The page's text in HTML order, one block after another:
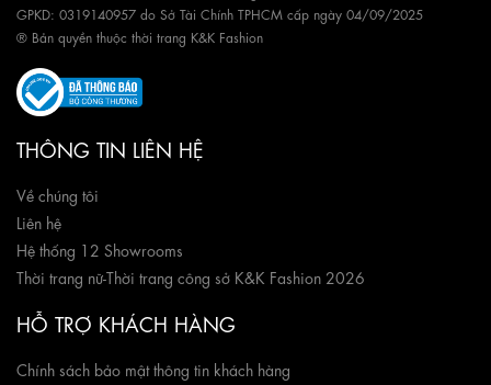
GPKD: 0319140957 do Sở Tài Chính TPHCM cấp ngày 04/09/2025
® Bản quyền thuộc thời trang K&K Fashion
THÔNG TIN LIÊN HỆ
Về chúng tôi
Liên hệ
Hệ thống 12 Showrooms
Thời trang nữ-Thời trang công sở K&K Fashion 2026
HỖ TRỢ KHÁCH HÀNG
Chính sách bảo mật thông tin khách hàng